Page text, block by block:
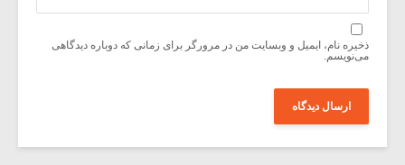
ذخیره نام، ایمیل و وبسایت من در مرورگر برای زمانی که دوباره دیدگاهی
می‌نویسم.